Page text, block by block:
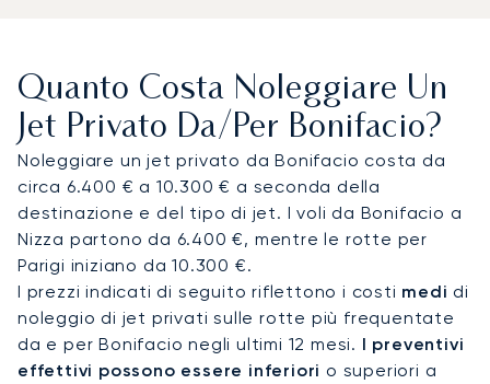
Quanto Costa Noleggiare Un
Jet Privato Da/per Bonifacio?
Noleggiare un jet privato da Bonifacio costa da
circa 6.400 € a 10.300 € a seconda della
destinazione e del tipo di jet. I voli da Bonifacio a
Nizza partono da 6.400 €, mentre le rotte per
Parigi iniziano da 10.300 €.
I prezzi indicati di seguito riflettono i costi medi di
noleggio di jet privati sulle rotte più frequentate
da e per Bonifacio negli ultimi 12 mesi. I preventivi
effettivi possono essere inferiori o superiori a